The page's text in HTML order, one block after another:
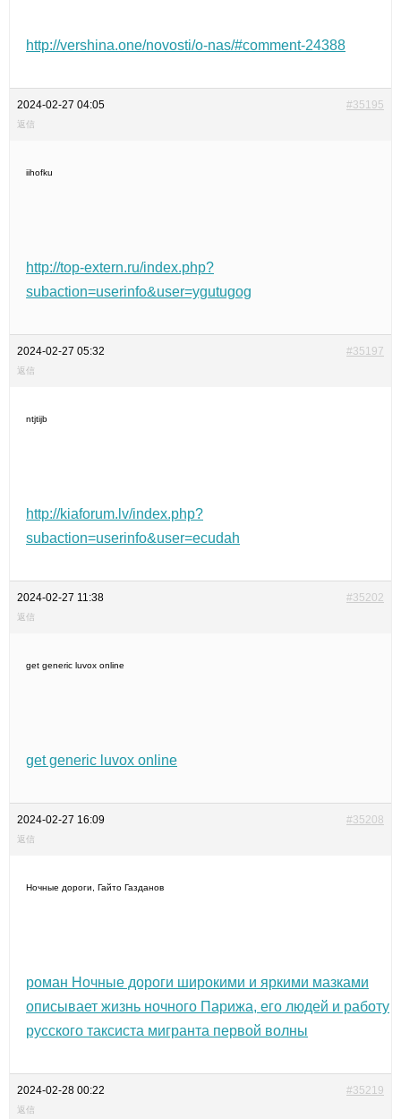
http://vershina.one/novosti/o-nas/#comment-24388
2024-02-27 04:05 #35195
返信
iihofku
http://top-extern.ru/index.php?
subaction=userinfo&user=ygutugog
2024-02-27 05:32 #35197
返信
ntjtijb
http://kiaforum.lv/index.php?
subaction=userinfo&user=ecudah
2024-02-27 11:38 #35202
返信
get generic luvox online
get generic luvox online
2024-02-27 16:09 #35208
返信
Ночные дороги, Гайто Газданов
роман Ночные дороги широкими и яркими мазками
описывает жизнь ночного Парижа, его людей и работу
русского таксиста мигранта первой волны
2024-02-28 00:22 #35219
返信